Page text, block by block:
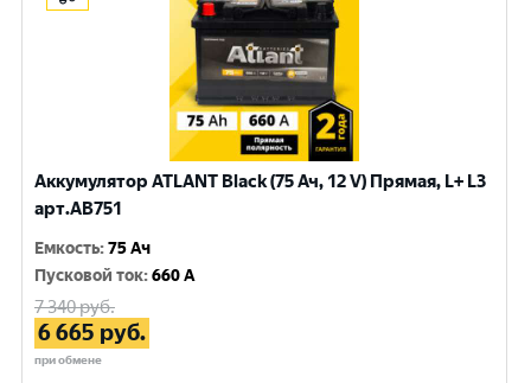
Аккумулятор ATLANT Black (75 Ач, 12 V) Прямая, L+ L3
арт.AB751
Емкость:75 Ач
Пусковой ток:660 A
7 340руб.
6 665 руб.
при обмене